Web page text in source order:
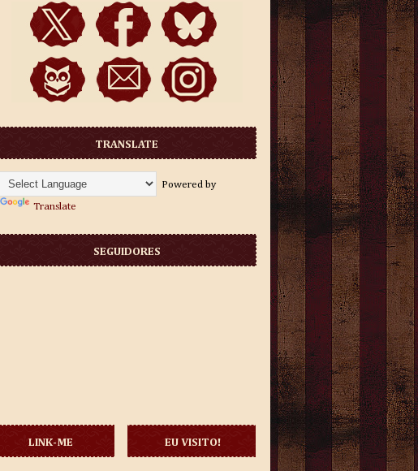
TRANSLATE
Powered by
Translate
SEGUIDORES
LINK-ME EU VISITO!